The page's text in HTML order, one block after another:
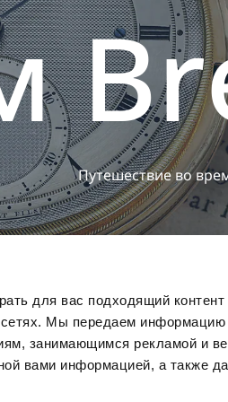
для вас подходящий контент
Мы передаем
занимающимся рекламой и
вами информацией, а также
Br
Путешествие вовре